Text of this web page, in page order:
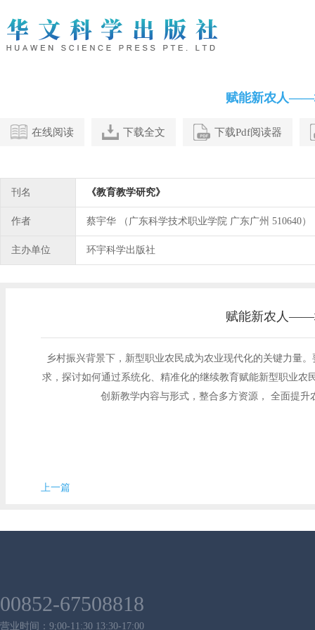
赋能新农人——
在线阅读 下载全文 下载Pdf阅读器
刊名 《教育教学研究》
作者 蔡宇华 （广东科学技术职业学院 广东广州 510640）
主办单位 环宇科学出版社
赋能新农人——
乡村振兴背景下，新型职业农民成为农业现代化的关键力量
求，探讨如何通过系统化、精准化的继续教育赋能新型职业
创新教学内容与形式，整合多方资源， 全面提
上一篇
00852-67508818
营业时间：9;00-11:30 13:30-17:00